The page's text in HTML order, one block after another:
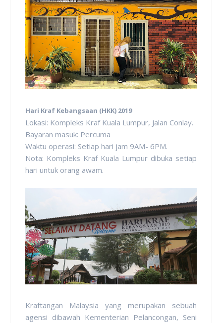
Hari Kraf Kebangsaan (HKK) 2019
Lokasi: Kompleks Kraf Kuala Lumpur, Jalan Conlay.
Bayaran masuk: Percuma
Waktu operasi: Setiap hari jam 9AM- 6PM.
Nota: Kompleks Kraf Kuala Lumpur dibuka setiap
hari untuk orang awam.
Kraftangan Malaysia yang merupakan sebuah
agensi dibawah Kementerian Pelancongan, Seni